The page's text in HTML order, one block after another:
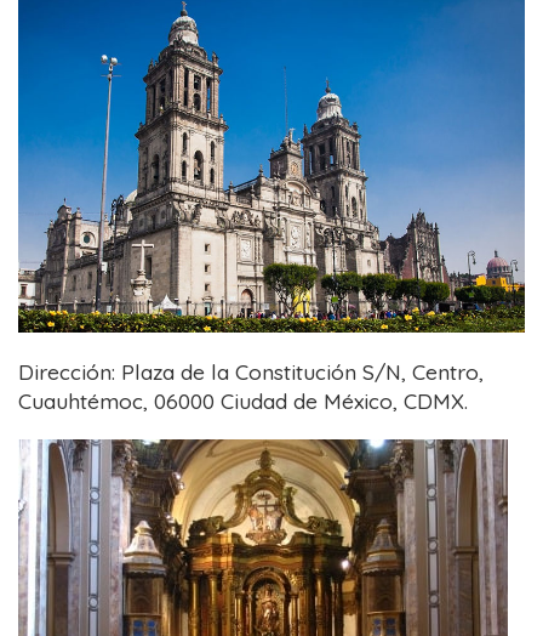
Dirección: Plaza de la Constitución S/N, Centro,
Cuauhtémoc, 06000 Ciudad de México, CDMX.